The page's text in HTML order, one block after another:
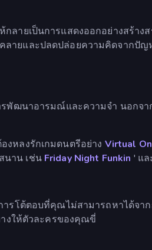
ลายเป็นการแสดงออกอย่างสร้า
ายและปลดปล่อยความคิดจาก
รพัฒนาอารมณ์และความจำ นอก
หลงรักเกมดนตรีอย่าง Virtual
าน เช่น Friday Night Funkin ' แล
ารโต้ตอบที่คุณไม่สามารถหาได้จา
งให้ตัวละครของคุณขี่